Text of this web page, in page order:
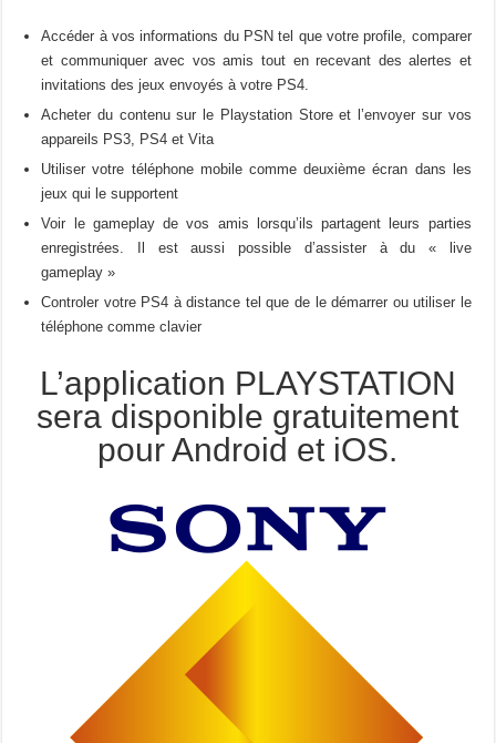
Accéder à vos informations du PSN tel que votre profile, comparer
et communiquer avec vos amis tout en recevant des alertes et
invitations des jeux envoyés à votre PS4.
Acheter du contenu sur le Playstation Store et l’envoyer sur vos
appareils PS3, PS4 et Vita
Utiliser votre téléphone mobile comme deuxième écran dans les
jeux qui le supportent
Voir le gameplay de vos amis lorsqu’ils partagent leurs parties
enregistrées. Il est aussi possible d’assister à du « live
gameplay »
Controler votre PS4 à distance tel que de le démarrer ou utiliser le
téléphone comme clavier
L’application PLAYSTATION
sera disponible gratuitement
pour Android et iOS.